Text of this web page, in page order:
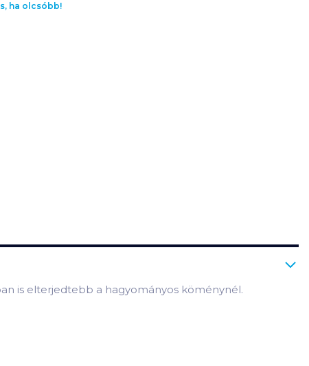
ha olcsóbb!
is elterjedtebb a hagyományos köménynél.